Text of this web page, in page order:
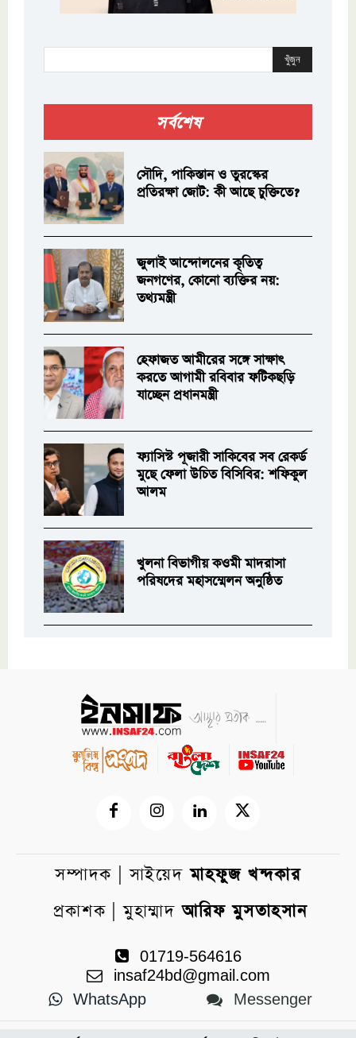
খুঁজুন
সর্বশেষ
সৌদি, পাকিস্তান ও তুরস্কের
প্রতিরক্ষা জোট: কী আছে চুক্তিতে?
জুলাই আন্দোলনের কৃতিত্ব
জনগণের, কোনো ব্যক্তির নয়:
তথ্যমন্ত্রী
হেফাজত আমীরের সঙ্গে সাক্ষাৎ
করতে আগামী রবিবার ফটিকছড়ি
যাচ্ছেন প্রধানমন্ত্রী
ফ্যাসিস্ট পূজারী সাকিবের সব রেকর্ড
মুছে ফেলা উচিত বিসিবির: শফিকুল
আলম
খুলনা বিভাগীয় কওমী মাদরাসা
পরিষদের মহাসম্মেলন অনুষ্ঠিত
সম্পাদক | সাইয়েদমাহফুজ খন্দকার
প্রকাশক | মুহাম্মাদআরিফ মুসতাহসান
01719-564616
insaf24bd@gmail.com
WhatsApp
Messenger